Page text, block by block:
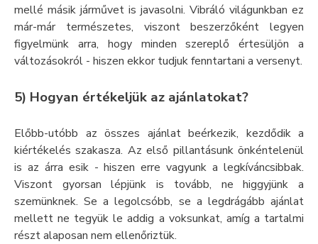
mellé másik járművet is javasolni. Vibráló világunkban ez
már-már természetes, viszont beszerzőként legyen
figyelmünk arra, hogy minden szereplő értesüljön a
változásokról - hiszen ekkor tudjuk fenntartani a versenyt.
5) Hogyan értékeljük az ajánlatokat?
Előbb-utóbb az összes ajánlat beérkezik, kezdődik a
kiértékelés szakasza. Az első pillantásunk önkéntelenül
is az árra esik - hiszen erre vagyunk a legkíváncsibbak.
Viszont gyorsan lépjünk is tovább, ne higgyjünk a
szemünknek. Se a legolcsóbb, se a legdrágább ajánlat
mellett ne tegyük le addig a voksunkat, amíg a tartalmi
részt alaposan nem ellenőriztük.